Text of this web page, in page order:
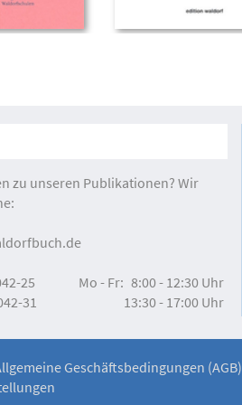
zu unseren Publikationen? Wir
25
31
Mo - Fr: 8:00 - 12:30 Uhr
13:30 - 17:00 Uhr
Geschäftsbedingungen (AGB)